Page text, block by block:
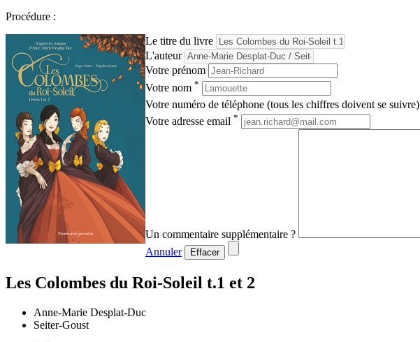
Procédure :
Le titre du livre
L'auteur
Votre prénom
Votre nom *
Votre numéro de téléphone (tous les chiffres doivent se suivre)
Votre adresse email *
Un commentaire supplémentaire ?
Annuler
Effacer
Les Colombes du Roi-Soleil t.1 et 2
Anne-Marie Desplat-Duc
Seiter-Goust